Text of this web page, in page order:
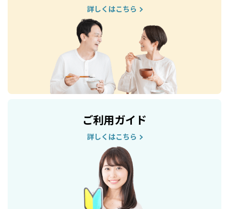
詳しくはこちら
ご利用ガイド
詳しくはこちら